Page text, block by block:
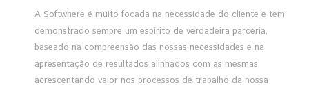
A Softwhere é muito focada na necessidade do cliente e tem
demonstrado sempre um espírito de verdadeira parceria,
baseado na compreensão das nossas necessidades e na
apresentação de resultados alinhados com as mesmas,
acrescentando valor nos processos de trabalho da nossa